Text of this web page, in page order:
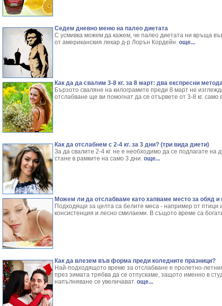
Седем дневно меню на палео диетата
С усмивка можем да кажем, че палео диетата ни връща
от американския лекар д-р Лорън Кордейн. още...
Как да да свалим 3-8 кг. за 8 март: два експресни
Бързото сваляне на килограмите преди 8 март не
отслабване ще ви помогнат да се отървете от 3-8 кг.
Как да отслабнем с 2-4 кг. за 3 дни? (три вида диети)
За да свалите 2-4 кг. не е необходимо да се подлагате
стане в рамките на само 3 дни. още...
Можем ли да отслабваме като хапваме место за обяд и
Подходящи за целта са белите меса - например от птици
консистенция и лесно смилаеми. В същото време са
Как да влезем във форма преди коледните празници?
Най-подходящото време за отслабване е пролетно-
през зимата трябва да се отпускаме, защото именно в
напълняване се увеличават. още...